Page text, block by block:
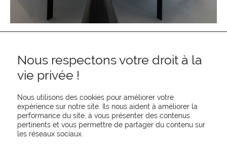
REJOIGNEZ-NOUS
Nous respectons votre droit à la
vie privée !
Nous utilisons des cookies pour améliorer votre
expérience sur notre site. Ils nous aident à améliorer la
performance du site, à vous présenter des contenus
pertinents et vous permettre de partager du contenu sur
les réseaux sociaux.